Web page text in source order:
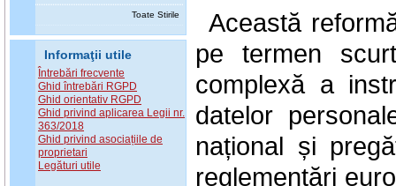
Toate Stirile
Informaţii utile
Întrebări frecvente
Ghid întrebări RGPD
Ghid orientativ RGPD
Ghid privind aplicarea Legii nr.
363/2018
Ghid privind asociațiile de
proprietari
Legături utile
Această
pe termen
complexă a
datelor
național și
reglementări